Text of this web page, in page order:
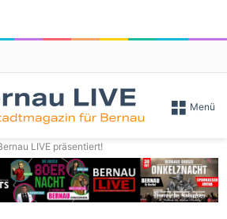
Menü
LIVE präsentiert!